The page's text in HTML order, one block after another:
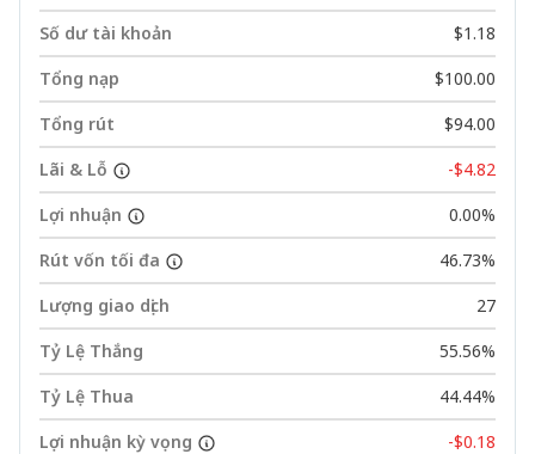
Số dư tài khoản
$1.18
Tổng nạp
$100.00
Tổng rút
$94.00
Lãi & Lỗ
-$4.82
Lợi nhuận
0.00%
Rút vốn tối đa
46.73%
Lượng giao dịch
27
Tỷ Lệ Thắng
55.56%
Tỷ Lệ Thua
44.44%
Lợi nhuận kỳ vọng
-$0.18